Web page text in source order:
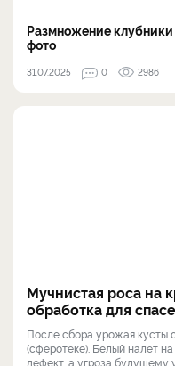
Размножение
фото
31.07.2025 0 2986
Мучнистая роса на
обработка для
После сбора урожая кусты
(сферотеке). Белый налет
дефект, а угроза будущему